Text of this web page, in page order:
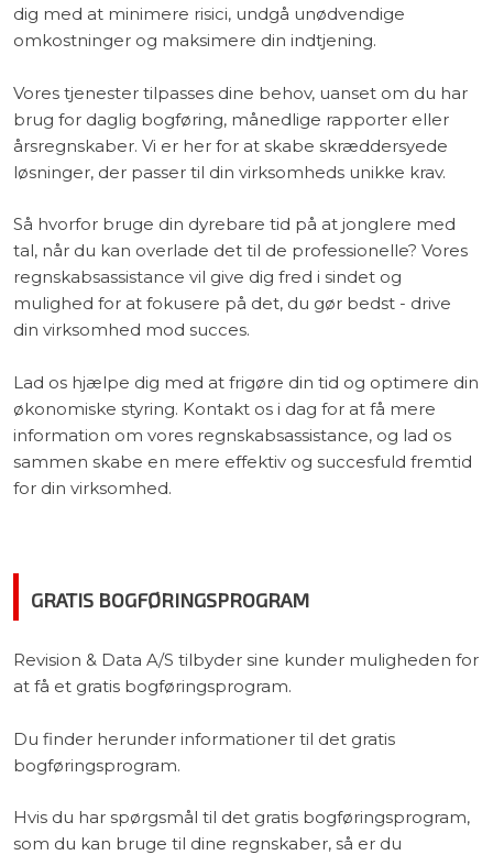
dig med at minimere risici, undgå unødvendige
omkostninger og maksimere din indtjening.
Vores tjenester tilpasses dine behov, uanset om du har
brug for daglig bogføring, månedlige rapporter eller
årsregnskaber. Vi er her for at skabe skræddersyede
løsninger, der passer til din virksomheds unikke krav.
Så hvorfor bruge din dyrebare tid på at jonglere med
tal, når du kan overlade det til de professionelle? Vores
regnskabsassistance vil give dig fred i sindet og
mulighed for at fokusere på det, du gør bedst - drive
din virksomhed mod succes.
​Lad os hjælpe dig med at frigøre din tid og optimere din
økonomiske styring. Kontakt os i dag for at få mere
information om vores regnskabsassistance, og lad os
sammen skabe en mere effektiv og succesfuld fremtid
for din virksomhed.​​​
GRATIS BOGFØRINGSPROGRAM
Revision & Data A/S tilbyder sine kunder muligheden for
at få et gratis bogføringsprogram.
Du finder herunder informationer til det gratis
bogføringsprogram.​
Hvis du har spørgsmål til det gratis bogføringsprogram,
som du kan bruge til dine regnskaber, så er du